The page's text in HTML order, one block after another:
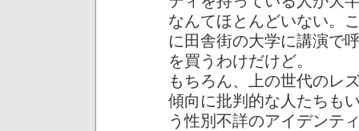
なんてほとんどいない。
に田舎街の大学に講演で
を買うわけだけど。
もちろん、上の世代のレ
傾向に批判的な人たちも
う性別不詳のアイデンテ